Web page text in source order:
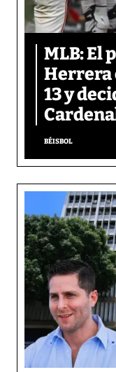
MLB: El
Herrera
13 y
BÉISBOL